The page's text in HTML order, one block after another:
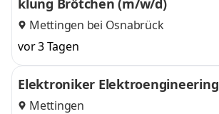
klung Brötchen (m/w/d)
Mettingen bei Osnabrück
vor 3 Tagen
Elektroniker Elektroengineering
Mettingen